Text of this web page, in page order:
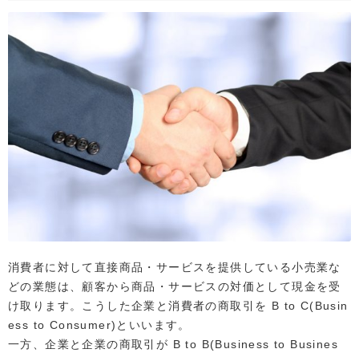
消費者に対して直接商品・サービスを提供している小売業な
どの業態は、顧客から商品・サービスの対価として現金を受
け取ります。こうした企業と消費者の商取引を B to C(Busin
ess to Consumer)といいます。
一方、企業と企業の商取引が B to B(Business to Busines